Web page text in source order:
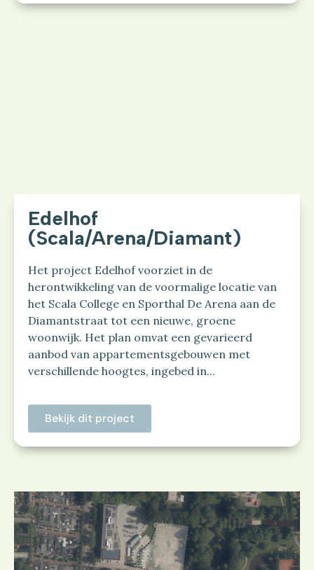
Edelhof
(Scala/Arena/Diamant)
Het project Edelhof voorziet in de
herontwikkeling van de voormalige locatie van
het Scala College en Sporthal De Arena aan de
Diamantstraat tot een nieuwe, groene
woonwijk. Het plan omvat een gevarieerd
aanbod van appartementsgebouwen met
verschillende hoogtes, ingebed in...
Bekijk dit project